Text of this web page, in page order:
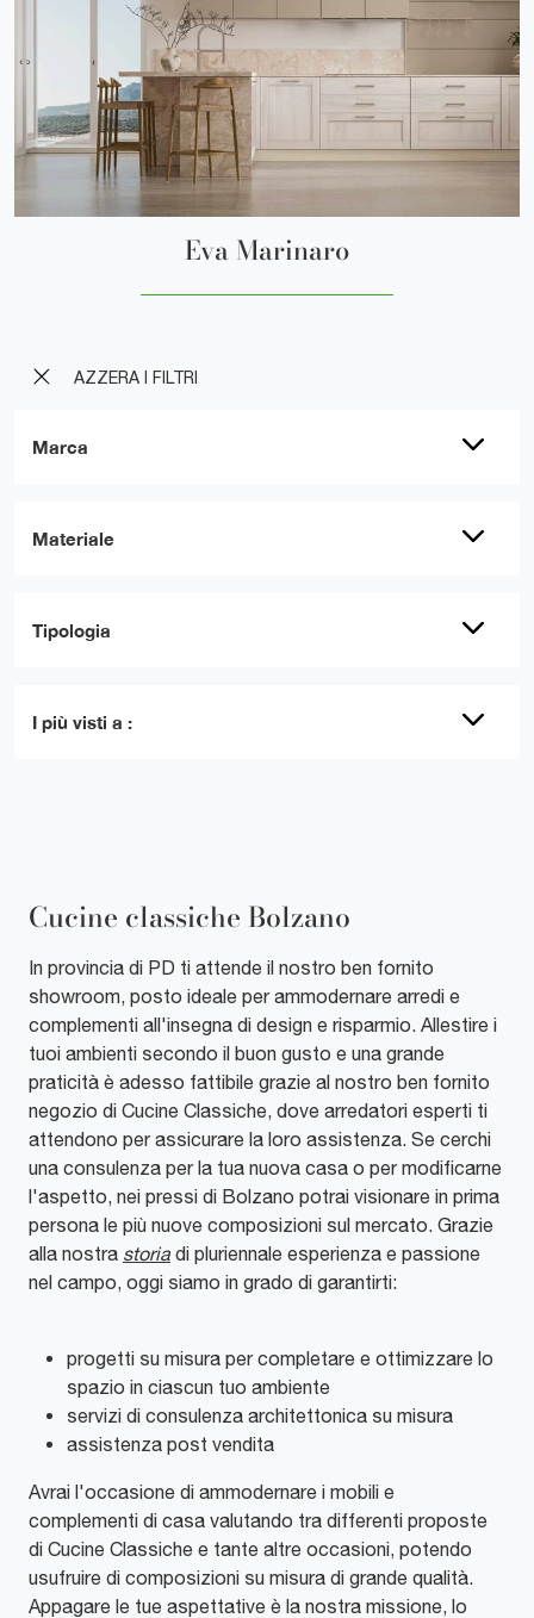
AZZERA I FILTRI
Marca
Materiale
Tipologia
I più visti a :
Eva Marinaro
Cucine classiche Bolzano
In provincia di PD ti attende il nostro ben fornito
showroom, posto ideale per ammodernare arredi e
complementi all'insegna di design e risparmio. Allestire i
tuoi ambienti secondo il buon gusto e una grande
praticità è adesso fattibile grazie al nostro ben fornito
negozio di Cucine Classiche, dove arredatori esperti ti
attendono per assicurare la loro assistenza. Se cerchi
una consulenza per la tua nuova casa o per modificarne
l'aspetto, nei pressi di Bolzano potrai visionare in prima
persona le più nuove composizioni sul mercato. Grazie
alla nostra storia di pluriennale esperienza e passione
nel campo, oggi siamo in grado di garantirti:
progetti su misura per completare e ottimizzare lo
spazio in ciascun tuo ambiente
servizi di consulenza architettonica su misura
assistenza post vendita
Avrai l'occasione di ammodernare i mobili e
complementi di casa valutando tra differenti proposte
di Cucine Classiche e tante altre occasioni, potendo
usufruire di composizioni su misura di grande qualità.
Appagare le tue aspettative è la nostra missione, lo